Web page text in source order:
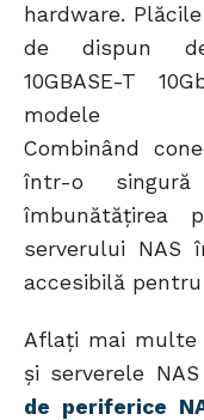
hardware.
de dispun
10GBASE-T
modele
Combinând
într-o
îmbunătățirea
serverului NAS
accesibilă
Aflați mai multe
și serverele
de periferice